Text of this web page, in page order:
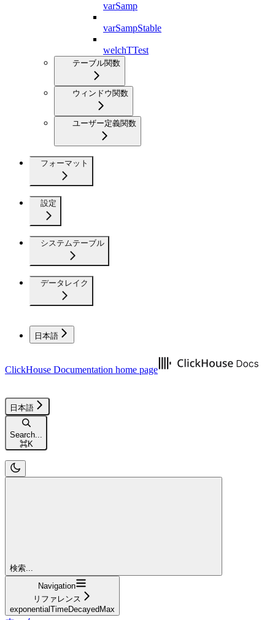
varSamp
varSampStable
welchTTest
テーブル関数
ウィンドウ関数
ユーザー定義関数
フォーマット
設定
システムテーブル
データレイク
日本語
ClickHouse Documentation home page
日本語
Search...
⌘K
検索...
Navigation
リファレンス
exponentialTimeDecayedMax